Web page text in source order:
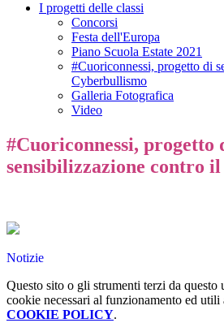
I progetti delle classi
Concorsi
Festa dell'Europa
Piano Scuola Estate 2021
#Cuoriconnessi, progetto di
Cyberbullismo
Galleria Fotografica
Video
#Cuoriconnessi, progetto
sensibilizzazione contro
Notizie
Questo sito o gli strumenti terzi da
cookie necessari al funzionamento ed
COOKIE POLICY.